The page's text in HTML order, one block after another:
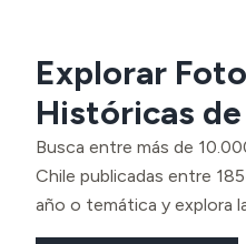
Explorar
Históricas
Busca entre más de
Chile publicadas entre
año o temática y explora